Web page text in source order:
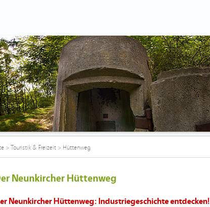
> Touristik & Freizeit> Hüttenweg
Neunkircher Hüttenweg
Neunkircher Hüttenweg: Industriegeschichte entdecken!